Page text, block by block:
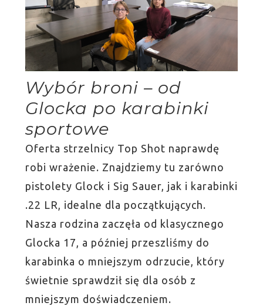
Wybór broni – od
Glocka po karabinki
sportowe
Oferta strzelnicy Top Shot naprawdę
robi wrażenie. Znajdziemy tu zarówno
pistolety Glock i Sig Sauer, jak i karabinki
.22 LR, idealne dla początkujących.
Nasza rodzina zaczęła od klasycznego
Glocka 17, a później przeszliśmy do
karabinka o mniejszym odrzucie, który
świetnie sprawdził się dla osób z
mniejszym doświadczeniem.